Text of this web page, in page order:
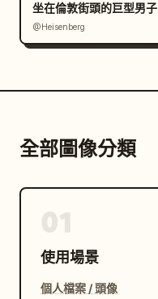
坐在倫敦街頭的巨型男子
@Heisenberg
全部圖像分類
使用場景
個人檔案 / 頭像